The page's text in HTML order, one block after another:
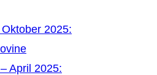
2025:
April 2025: